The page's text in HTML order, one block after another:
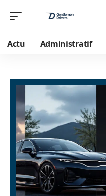
Actu Administratif